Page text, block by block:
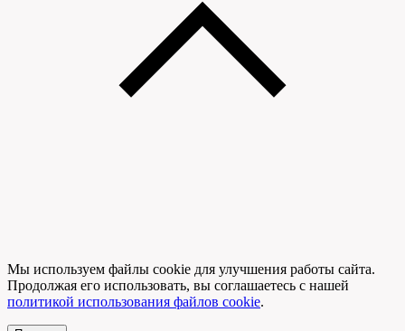
Мы используем файлы cookie для улучшения работы сайта.
Продолжая его использовать, вы соглашаетесь с нашей
политикой использования файлов cookie.